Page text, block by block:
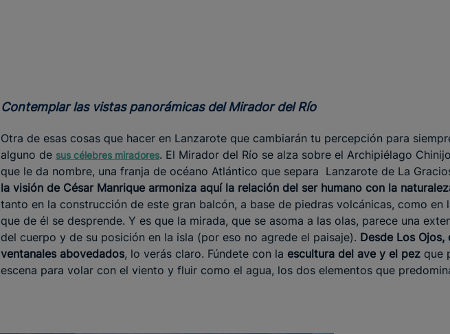
Contemplar las vistas panorámicas del Mirador del Río
Otra de esas cosas que hacer en Lanzarote que cambiarán tu percepción para
alguno de sus célebres miradores. El Mirador del Río se alza sobre el Archipiélago
que le da nombre, una franja de océano Atlántico que separa Lanzarote de La
la visión de César Manrique armoniza aquí la relación del ser humano con la
tanto en la construcción de este gran balcón, a base de piedras volcánicas, como en
que de él se desprende. Y es que la mirada, que se asoma a las olas, parece una
del cuerpo y de su posición en la isla (por eso no agrede el paisaje). Desde Los Ojos,
ventanales abovedados, lo verás claro. Fúndete con la escultura del ave y el pez que
escena para volar con el viento y fluir como el agua, los dos elementos que